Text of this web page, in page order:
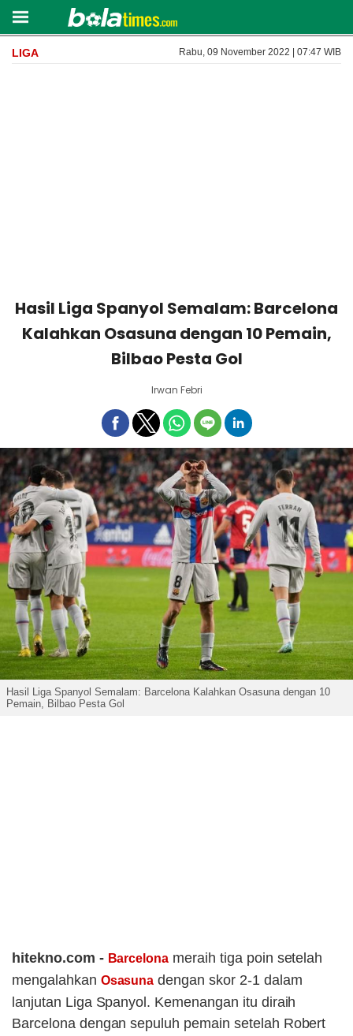
LIGA Rabu, 09 November 2022 | 07:47 WIB
Hasil Liga Spanyol Semalam: Barcelona
Kalahkan Osasuna dengan 10 Pemain,
Bilbao Pesta Gol
Irwan Febri
Hasil Liga Spanyol Semalam: Barcelona Kalahkan Osasuna dengan 10
Pemain, Bilbao Pesta Gol
hitekno.com - Barcelona meraih tiga poin setelah
mengalahkan Osasuna dengan skor 2-1 dalam
lanjutan Liga Spanyol. Kemenangan itu diraih
Barcelona dengan sepuluh pemain setelah Robert